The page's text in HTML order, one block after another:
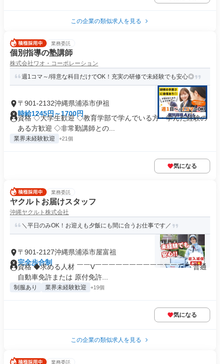
この企業の類似求人を見る
業務委託
個別指導の塾講師
株式会社ワオ・コーポレーション
週1コマ～/得意な科目だけでOK！充実の研修で未経験でも安心◎
〒901-2132沖縄県浦添市伊祖
時給1245円～1700円
資格 ◇大学生歓迎 ◇教育学部で学んでいる方・学んだ経験の
ある方歓迎 ◇非常勤講師との...
業界未経験歓迎 +21個
気になる
業務委託
ヤクルトお届けスタッフ
沖縄ヤクルト株式会社
＼平日のみOK！お迎えも夕飯にも間に合うお仕事です／
〒901-2127沖縄県浦添市屋富祖
完全歩合制
資格 ◆求める人材 ￣￣V￣￣￣￣￣￣￣￣￣￣￣￣￣￣ 普通
自動車免許または 原付免許...
制服あり 業界未経験歓迎 +19個
気になる
この企業の類似求人を見る
業務委託